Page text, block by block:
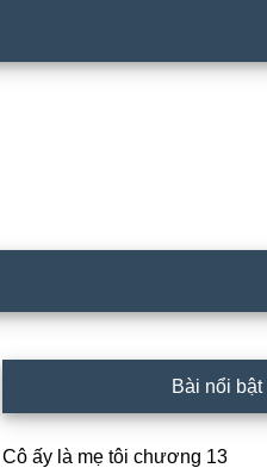
Sidebar
Bài nổi bật
Cô ấy là mẹ tôi chương 13